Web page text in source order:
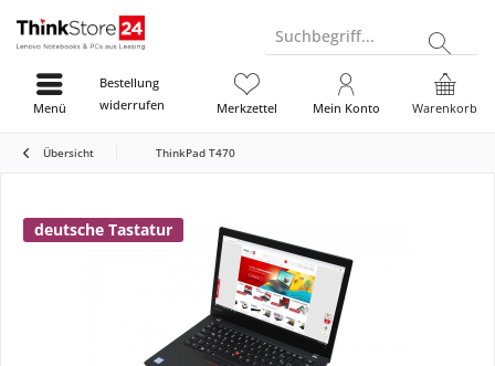
Suchbegriff...
Bestellung
widerrufen
Warenkorb
Merkzettel Mein Konto
Menü
Übersicht ThinkPad T470
deutsche Tastatur